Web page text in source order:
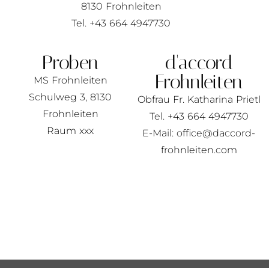
8130 Frohnleiten
Tel. +43 664 4947730
Proben
MS Frohnleiten
Schulweg 3, 8130
Frohnleiten
Raum xxx
d'accord
Frohnleiten
Obfrau Fr. Katharina Prietl
Tel. +43 664 4947730
E-Mail: office@daccord-
frohnleiten.com